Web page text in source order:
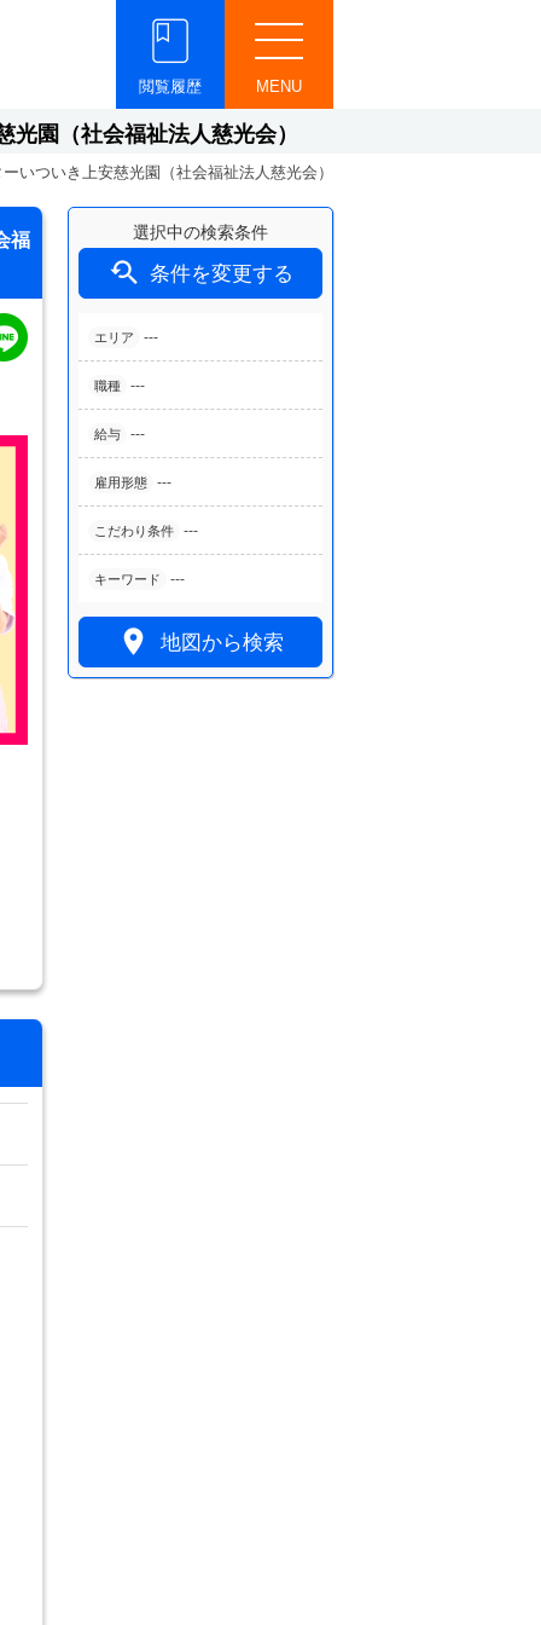
MENU
閲覧履歴
園（社会福祉法人慈光会）
いついき上安慈光園（社会福祉法人慈光会）
選択中の検索条件
 条件を変更する
エリア ---
職種 ---
給与 ---
雇用形態 ---
こだわり条件 ---
キーワード ---
 地図から検索
福